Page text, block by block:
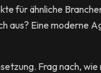
für ähnliche
aus? Eine moderne
Frag nach,